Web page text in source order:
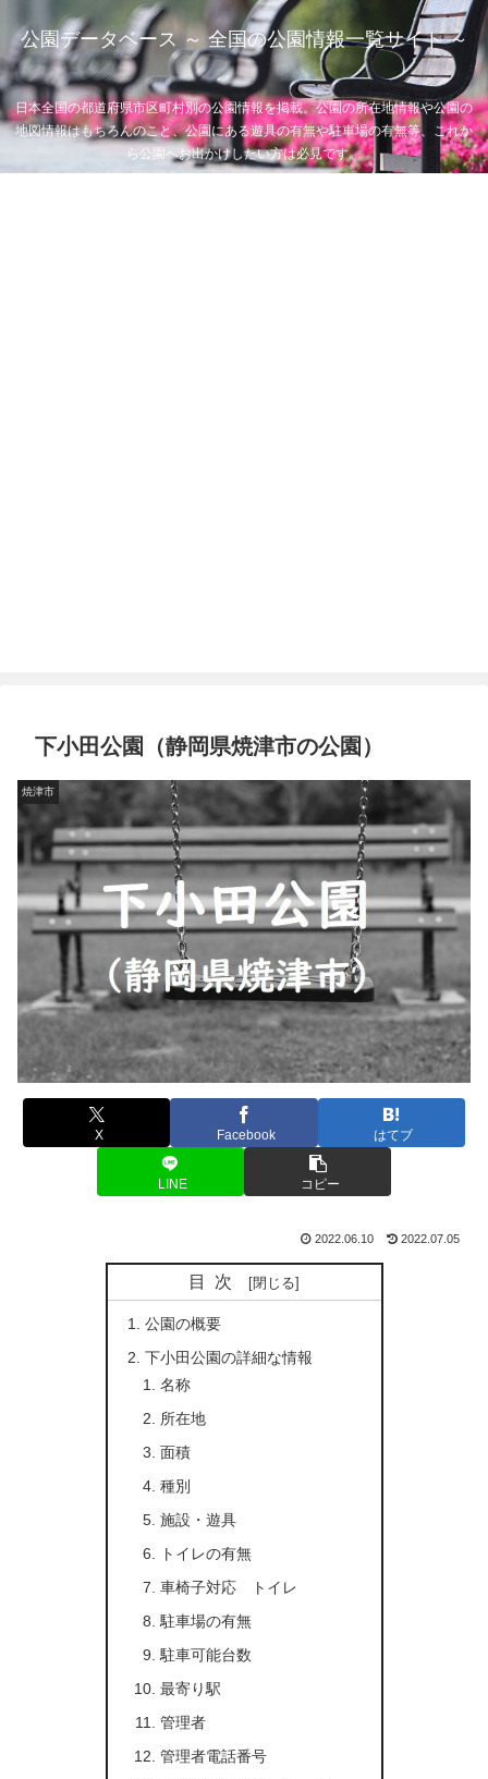
公園データベース ～ 全国の公園情報一覧サイト ～
日本全国の都道府県市区町村別の公園情報を掲載。公園の所在地情報や公園の
地図情報はもちろんのこと、公園にある遊具の有無や駐車場の有無等、これか
ら公園へお出かけしたい方は必見です。
下小田公園（静岡県焼津市の公園）
焼津市
X Facebook はてブ
LINE コピー
2022.06.10 2022.07.05
目次
公園の概要
下小田公園の詳細な情報
名称
所在地
面積
種別
施設・遊具
トイレの有無
車椅子対応 トイレ
駐車場の有無
駐車可能台数
最寄り駅
管理者
管理者電話番号